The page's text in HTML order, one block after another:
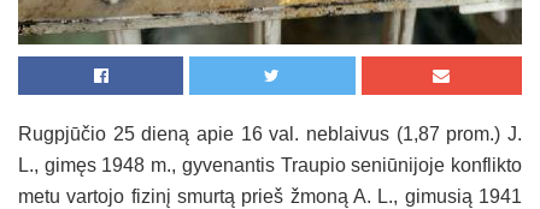
Rugpjūčio 25 dieną apie 16 val. neblaivus (1,87 prom.) J.
L., gimęs 1948 m., gyvenantis Traupio seniūnijoje konflikto
metu vartojo fizinį smurtą prieš žmoną A. L., gimusią 1941